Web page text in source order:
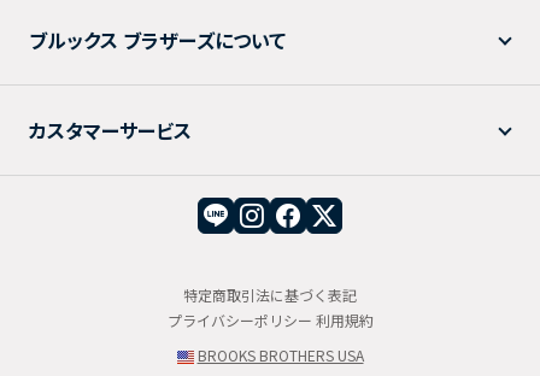
ブルックス ブラザーズについて
カスタマーサービス
特定商取引法に基づく表記
プライバシーポリシー 利用規約
BROOKS BROTHERS USA